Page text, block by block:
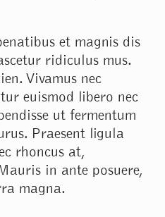
et magnis dis
ridiculus mus.
Vivamus nec
euismod libero nec
ut fermentum
Praesent ligula
rhoncus at,
in ante posuere,
magna.